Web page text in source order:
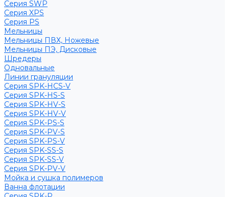
Серия SWP
Серия XPS
Серия PS
Мельницы
Мельницы ПВХ, Ножевые
Мельницы ПЭ, Дисковые
Шредеры
Одновальные
Линии грануляции
Серия SPK-HCS-V
Серия SPK-HS-S
Серия SPK-HV-S
Серия SPK-HV-V
Серия SPK-PS-S
Серия SPK-PV-S
Серия SPK-PS-V
Серия SPK-SS-S
Серия SPK-SS-V
Серия SPK-PV-V
Мойка и сушка полимеров
Ванна флотации